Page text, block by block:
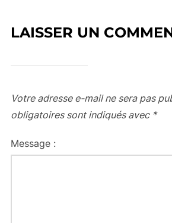
LAISSER UN
Votre adresse e-mail ne sera pas
obligatoires sont indiqués avec *
Message :